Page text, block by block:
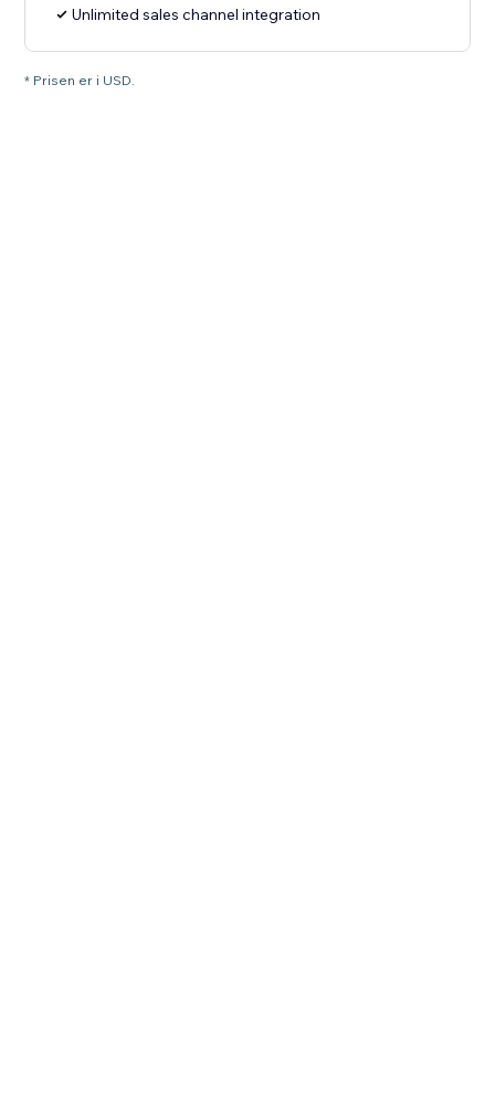
Unlimited sales channel integration
* Prisen er i USD.